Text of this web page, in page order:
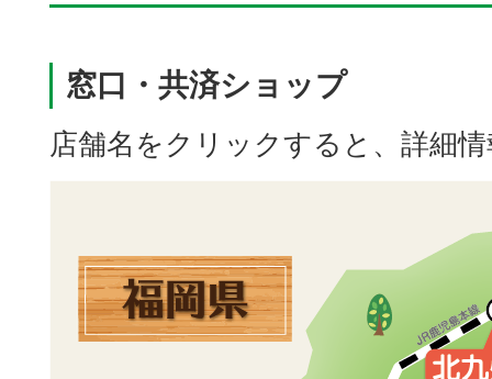
窓口・共済ショップ
店舗名をクリックすると、詳細